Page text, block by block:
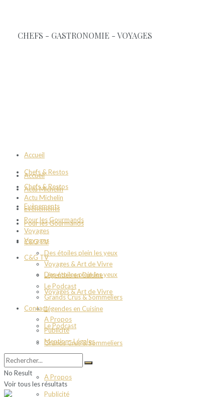
Accueil
Chefs & Restos
Actu Michelin
Evènements
Pour les Gourmands
Voyages
C&G TV
Des étoiles plein les yeux
Voyages & Art de Vivre
Légendes en Cuisine
Le Podcast
Grands Crus & Sommeliers
Contact
A Propos
Publicité
Accueil
Chefs & Restos
Actu Michelin
Evènements
Pour les Gourmands
Voyages
C&G TV
Des étoiles plein les yeux
Voyages & Art de Vivre
Légendes en Cuisine
Le Podcast
Grands Crus & Sommeliers
Contact
A Propos
Publicité
Mentions Légales
No Result
Voir tous les résultats